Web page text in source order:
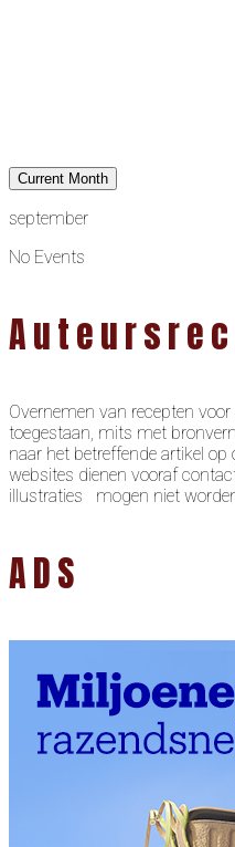
Current Month
september
No Events
Overnemen van recepten
toegestaan, mits met
naar het betreffende artikel
websites dienen vooraf
illustraties mogen niet
ADS